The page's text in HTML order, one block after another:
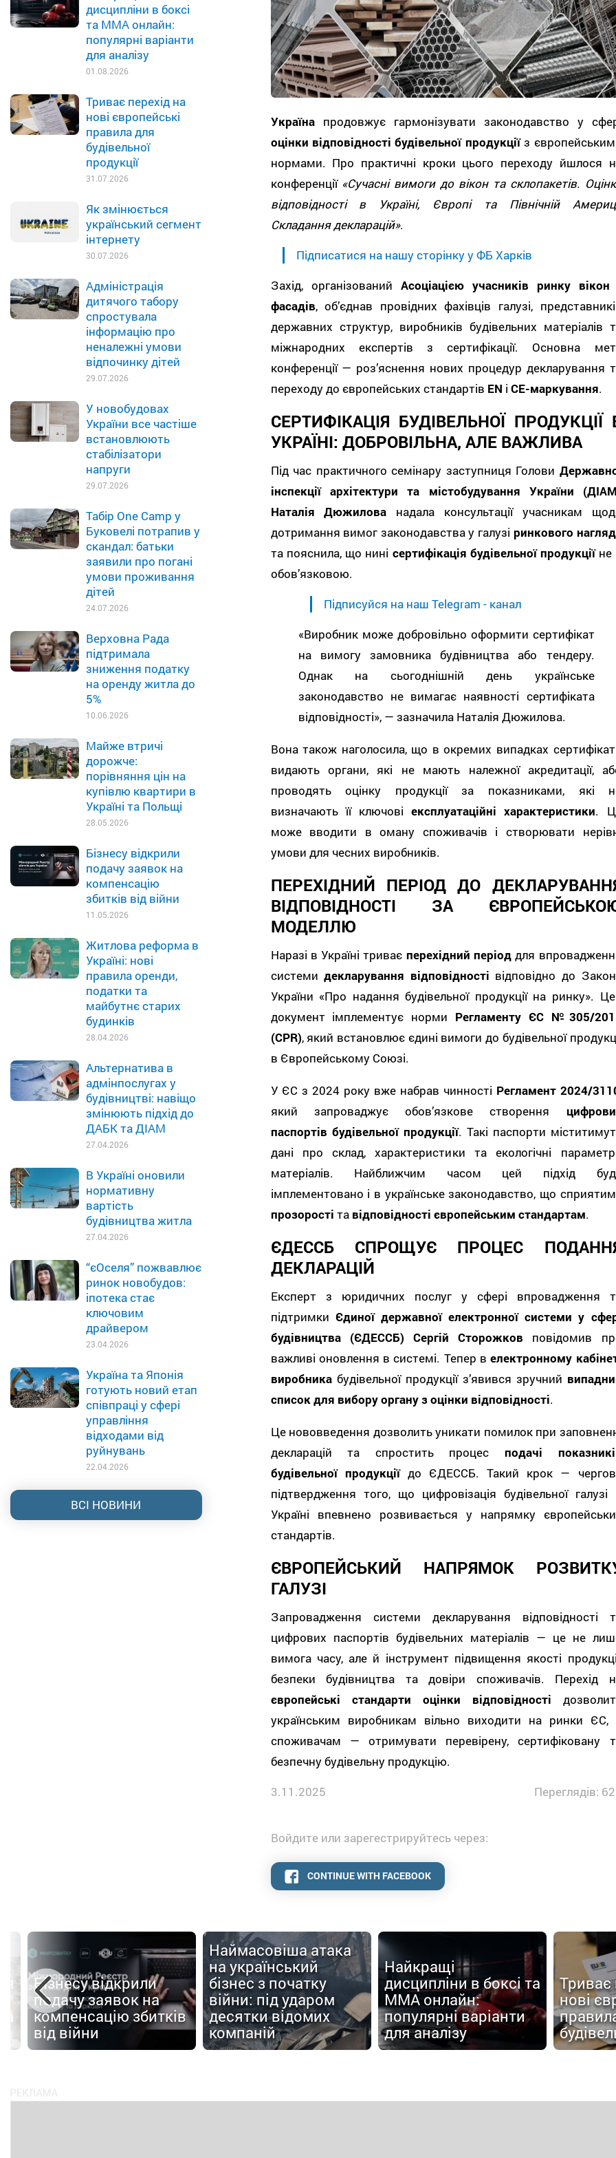
дисципліни в боксі
та MMA онлайн:
популярні варіанти
для аналізу
01.08.2026
Триває перехід на
нові європейські
правила для
будівельної
продукції
31.07.2026
Як змінюється
український сегмент
інтернету
30.07.2026
Адміністрація
дитячого табору
спростувала
інформацію про
неналежні умови
відпочинку дітей
29.07.2026
У новобудовах
України все частіше
встановлюють
стабілізатори
напруги
29.07.2026
Табір One Camp у
Буковелі потрапив у
скандал: батьки
заявили про погані
умови проживання
дітей
24.07.2026
Верховна Рада
підтримала
зниження податку
на оренду житла до
5%
10.06.2026
Майже втричі
дорожче:
порівняння цін на
купівлю квартири в
Україні та Польщі
28.05.2026
Бізнесу відкрили
подачу заявок на
компенсацію
збитків від війни
11.05.2026
Житлова реформа в
Україні: нові
правила оренди,
податки та
майбутнє старих
будинків
28.04.2026
Альтернатива в
адмінпослугах у
будівництві: навіщо
змінюють підхід до
ДАБК та ДІАМ
27.04.2026
В Україні оновили
нормативну
вартість
будівництва житла
27.04.2026
“єОселя” пожвавлює
ринок новобудов:
іпотека стає
ключовим
драйвером
23.04.2026
Україна та Японія
готують новий етап
співпраці у сфері
управління
відходами від
руйнувань
22.04.2026
ВСІ НОВИНИ
Українапродовжує гармонізувати законодавство у
оцінки відповідності будівельної продукціїз
нормами. Про практичні кроки цього переходу йшлося
конференції «Сучасні вимоги до вікон та склопакетів.
відповідності в Україні, Європі та Північній
Складання декларацій».
Підписатися на нашу сторінку у ФБ Харків
Захід, організований Асоціацією учасників ринку вікон
фасадів, об’єднав провідних фахівців галузі,
державних структур, виробників будівельних матеріалів
міжнародних експертів з сертифікації. Основна
конференції — роз’яснення нових процедур декларування
переходу до європейських стандартів EN і CE-маркування.
СЕРТИФІКАЦІЯ БУДІВЕЛЬНОЇ ПРОДУКЦІЇ
УКРАЇНІ: ДОБРОВІЛЬНА, АЛЕ ВАЖЛИВА
Під час практичного семінару заступниця Голови
інспекції архітектури та містобудування України
Наталія Дюжилова надала консультації учасникам
дотримання вимог законодавства у галузі ринкового
та пояснила, що нині сертифікація будівельної продукціїне
обов’язковою.
Підписуйся на наш Telegram - канал
«Виробник може добровільно оформити сертифікат
на вимогу замовника будівництва або тендеру.
Однак на сьогоднішній день українське
законодавство не вимагає наявності сертифіката
відповідності», — зазначила Наталія Дюжилова.
Вона також наголосила, що в окремих випадках
видають органи, які не мають належної акредитації,
проводять оцінку продукції за показниками, які
визначають її ключовіексплуатаційні характеристики.
може вводити в оману споживачів і створювати
умови для чесних виробників.
ПЕРЕХІДНИЙ ПЕРІОД ДО
ВІДПОВІДНОСТІ ЗА
МОДЕЛЛЮ
Наразі в Україні триває перехідний періоддля
системидекларування відповідності відповідно до
України «Про надання будівельної продукції на ринку».
документ імплементує норми Регламенту ЄС №305/
(CPR), який встановлює єдині вимоги до будівельної
в Європейському Союзі.
У ЄС з 2024 року вже набрав чинності Регламент 2024/
який запроваджує обов’язкове створення
паспортів будівельної продукції. Такі паспорти
дані про склад, характеристики та екологічні
матеріалів. Найближчим часом цей підхід
імплементовано і в українське законодавство, що
прозорості та відповідності європейським стандартам.
ЄДЕССБ СПРОЩУЄ ПРОЦЕС
ДЕКЛАРАЦІЙ
Експерт з юридичних послуг у сфері впровадження
підтримки Єдиної державної електронної системи у
будівництва (ЄДЕССБ)
Сергій Сторожков повідомив
важливі оновлення в системі. Тепер велектронному
виробникабудівельної продукції з’явився зручний
список для вибору органу з оцінки відповідності.
Це нововведення дозволить уникати помилок при
декларацій та спростить процес подачі
будівельної продукціїдо ЄДЕССБ. Такий крок —
підтвердження того, що цифровізація будівельної галузі
Україні впевнено розвивається у напрямку
стандартів.
ЄВРОПЕЙСЬКИЙ НАПРЯМОК
ГАЛУЗІ
Запровадження системи декларування відповідності
цифрових паспортів будівельних матеріалів — це не
вимога часу, але й інструмент підвищення якості
безпеки будівництва та довіри споживачів. Перехід
європейські стандарти оцінки відповідності
українським виробникам вільно виходити на ринки ЄС,
споживачам — отримувати перевірену, сертифіковану
безпечну будівельну продукцію.
3.11.2025
Переглядів:
Войдите или зарегестрируйтесь через:
CONTINUE WITH FACEBOOK
Бізнесу відкрили
подачу заявок на
компенсацію збитків
від війни
Наймасовіша атака
на український
бізнес з початку
війни: під ударом
десятки відомих
компаній
Найкращі
дисципліни в боксі та
MMA онлайн:
популярні варіанти
для аналізу
Триває
нові